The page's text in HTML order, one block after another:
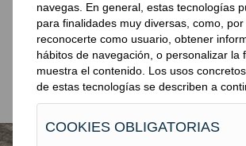
NOTICIAS
OBRAS
DESCARGAS
navegas. En general, estas tecnologías
para finalidades muy diversas, como, por
reconocerte como usuario, obtener
hábitos de navegación, o personalizar la
muestra el contenido. Los usos
de estas tecnologías se describen a
COOKIES OBLIGATORIAS